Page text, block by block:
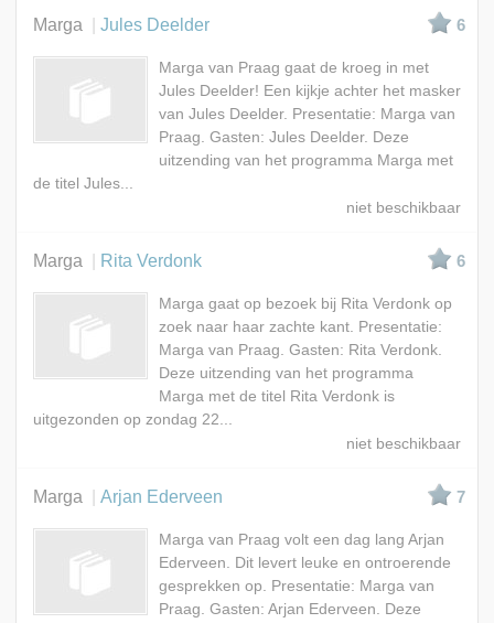
Marga Jules Deelder 6
Marga van Praag gaat de kroeg in met
Jules Deelder! Een kijkje achter het masker
van Jules Deelder. Presentatie: Marga van
Praag. Gasten: Jules Deelder. Deze
uitzending van het programma Marga met
de titel Jules...
Marga Rita Verdonk 6
Marga gaat op bezoek bij Rita Verdonk op
zoek naar haar zachte kant. Presentatie:
Marga van Praag. Gasten: Rita Verdonk.
Deze uitzending van het programma
Marga met de titel Rita Verdonk is
uitgezonden op zondag 22...
Marga Arjan Ederveen 7
Marga van Praag volt een dag lang Arjan
Ederveen. Dit levert leuke en ontroerende
gesprekken op. Presentatie: Marga van
Praag. Gasten: Arjan Ederveen. Deze